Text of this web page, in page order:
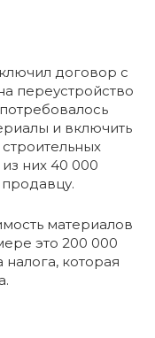
договор с
переустройство
и включить
них 40 000
материалов
это 200 000
которая